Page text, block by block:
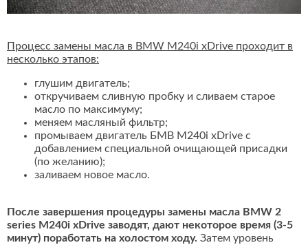
Процесс замены масла в BMW M240i xDrive проходит в
несколько этапов:
глушим двигатель;
откручиваем сливную пробку и сливаем старое
масло по максимуму;
меняем масляный фильтр;
промываем двигатель БМВ M240i xDrive с
добавлением специальной очищающей присадки
(по желанию);
заливаем новое масло.
После завершения процедуры замены масла BMW 2
series M240i xDrive заводят, дают некоторое время (3-5
минут) поработать на холостом ходу. Затем уровень